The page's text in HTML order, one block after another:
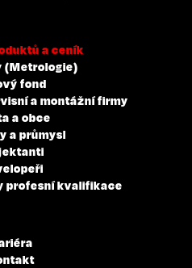
a ceník
(Metrologie)
fond
a montážní firmy
a obce
a průmysl
profesní kvalifikace